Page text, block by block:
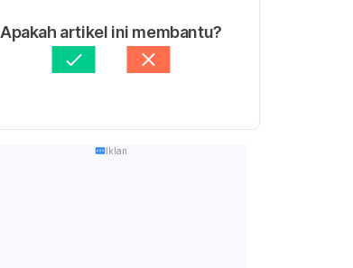
Apakah artikel ini membantu?
Iklan